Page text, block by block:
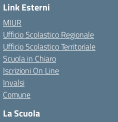
Link Esterni
MIUR
Ufficio Scolastico Regionale
Ufficio Scolastico Territoriale
Scuola in Chiaro
Iscrizioni On Line
Invalsi
Comune
La Scuola